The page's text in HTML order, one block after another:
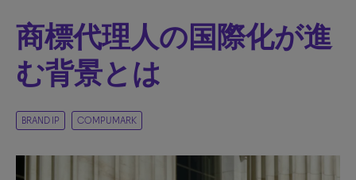
商標代理人の国際化が進
む背景とは
BRAND IP COMPUMARK